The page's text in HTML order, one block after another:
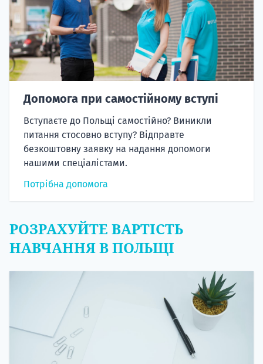
Допомога при самостійному вступі
Вступаєте до Польщі самостійно? Виникли
питання стосовно вступу? Відправте
безкоштовну заявку на надання допомоги
нашими спеціалістами.
Потрібна допомога
РОЗРАХУЙТЕ ВАРТІСТЬ
НАВЧАННЯ В ПОЛЬЩІ